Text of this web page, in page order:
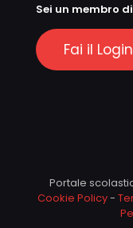
Sei un membro
Fai il Login
Portale
Cookie Policy-